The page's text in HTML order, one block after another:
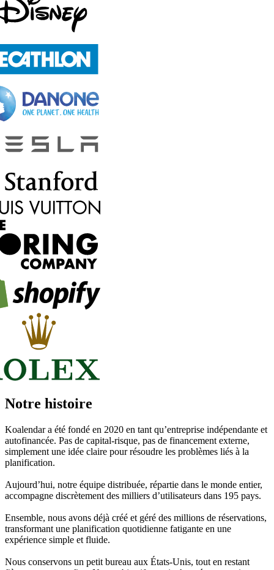
Notre histoire
Koalendar a été fondé en 2020 en tant qu’entreprise indépendante et
autofinancée. Pas de capital-risque, pas de financement externe,
simplement une idée claire pour résoudre les problèmes liés à la
planification.
Aujourd’hui, notre équipe distribuée, répartie dans le monde entier,
accompagne discrètement des milliers d’utilisateurs dans 195 pays.
Ensemble, nous avons déjà créé et géré des millions de réservations,
transformant une planification quotidienne fatigante en une
expérience simple et fluide.
Nous conservons un petit bureau aux États-Unis, tout en restant